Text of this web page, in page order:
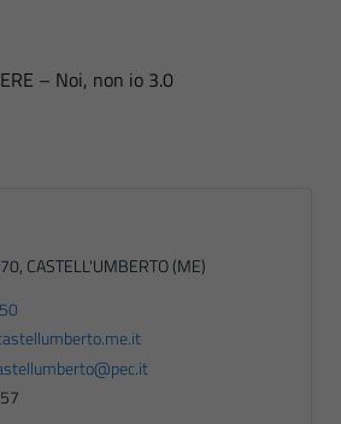
– Noi, non io 3.0
CASTELL'UMBERTO (ME)